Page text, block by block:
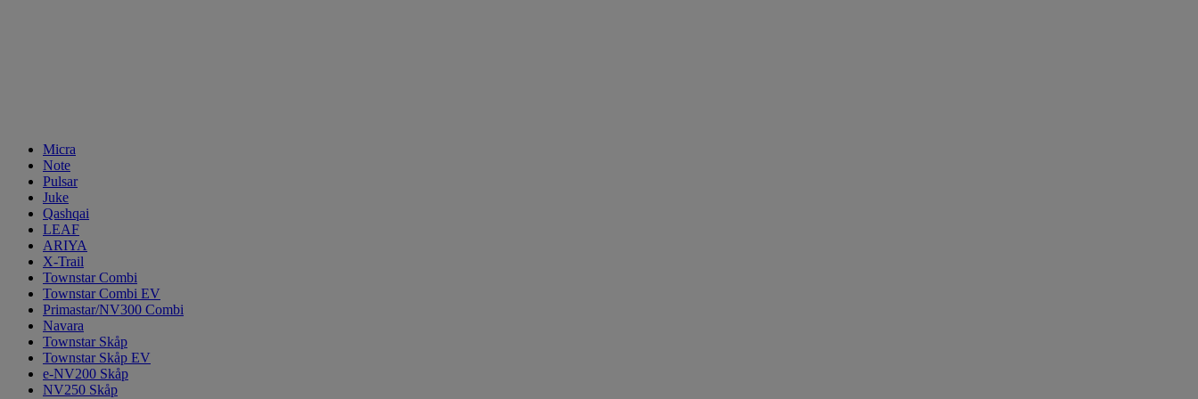
Micra
Note
Pulsar
Juke
Qashqai
LEAF
ARIYA
X-Trail
Townstar Combi
Townstar Combi EV
Primastar/NV300 Combi
Navara
Townstar Skåp
Townstar Skåp EV
e-NV200 Skåp
NV250 Skåp